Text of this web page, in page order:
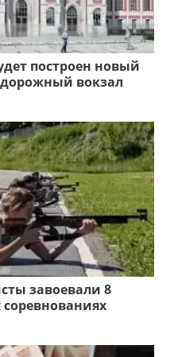
построен новый
вокзал
завоевали 8